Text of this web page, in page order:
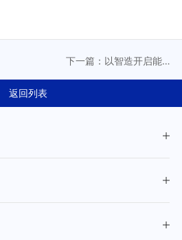
下一篇：以智造开启能源
America 2025
返回列表